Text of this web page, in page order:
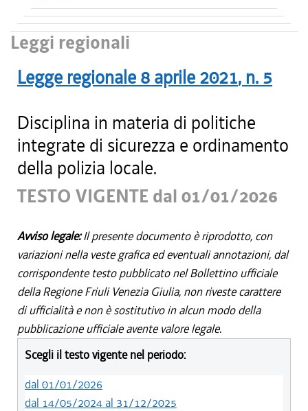
Leggi regionali
Legge regionale 8 aprile 2021, n. 5
Disciplina in materia di politiche
integrate di sicurezza e ordinamento
della polizia locale.
TESTO VIGENTE dal 01/01/2026
Avviso legale:Il presente documento è riprodotto, con
variazioni nella veste grafica ed eventuali annotazioni, dal
corrispondente testo pubblicato nel Bollettino ufficiale
della Regione Friuli Venezia Giulia, non riveste carattere
di ufficialità e non è sostitutivo in alcun modo della
pubblicazione ufficiale avente valore legale.
Scegli il testo vigente nel periodo:
dal 01/01/2026
dal 14/05/2024 al 31/12/2025